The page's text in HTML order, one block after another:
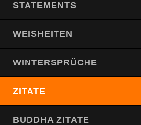
STATEMENTS
WEISHEITEN
WINTERSPRÜCHE
ZITATE
BUDDHA ZITATE